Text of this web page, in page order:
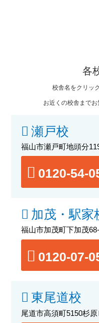
各
校舎名をクリッ
お近くの校舎までお
瀬戸校
福山市瀬戸町地頭分
0120-54-
加茂・駅家
福山市加茂町下加茂
0120-07-
東尾道校
尾道市高須町5150杉